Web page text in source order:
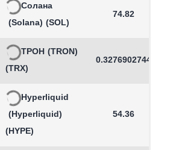
Солана
(Solana) (SOL)
74.82
ТРОН (TRON)
(TRX)
0.3276902744
Hyperliquid
(Hyperliquid)
(HYPE)
54.36